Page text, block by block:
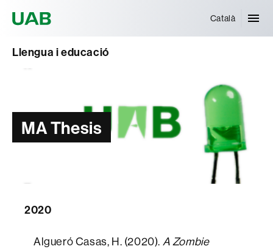
Català
Llengua i educació
MA Thesis
2020
Algueró Casas, H. (2020). A Zombie